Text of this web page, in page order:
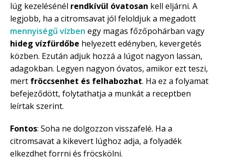
lúg kezelésénél rendkívül óvatosan kell eljárni. A
legjobb, ha a citromsavat jól feloldjuk a megadott
mennyiségű vízben egy magas főzőpohárban vagy
hideg vízfürdőbe helyezett edényben, kevergetés
közben. Ezután adjuk hozzá a lúgot nagyon lassan,
adagokban. Legyen nagyon óvatos, amikor ezt teszi,
mert fröccsenhet és felhabozhat. Ha ez a folyamat
befejeződött, folytathatja a munkát a receptben
leírtak szerint.
Fontos: Soha ne dolgozzon visszafelé. Ha a
citromsavat a kikevert lúghoz adja, a folyadék
elkezdhet forrni és fröcskölni.